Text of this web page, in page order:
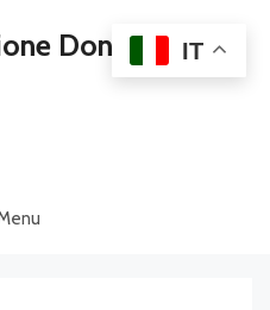
Dona' Dalle
IT